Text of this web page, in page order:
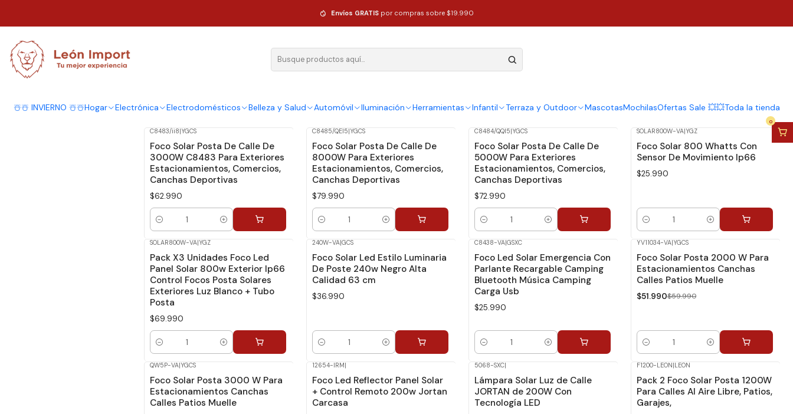
☃️☃️ INVIERNO ☃️☃️Hogar Electrónica Electrodomésticos Belleza y Salud Automóvil Iluminación Herramientas Infantil Terraza y Outdoor MascotasMochilasOfertas Sale 💥💥Toda la tienda
0
Envíos GRATIS por compras sobre $19.990
Focos
C8483/ii8 YGCS
Foco Solar Posta De Calle De
3000W C8483 Para Exteriores
Estacionamientos, Comercios,
Canchas Deportivas
$62.990
Cantidad
C8485/QEI5 YGCS
Foco Solar Posta De Calle De
8000W Para Exteriores
Estacionamientos, Comercios,
Canchas Deportivas
$79.990
Cantidad
C8484/QQI5 YGCS
Foco Solar Posta De Calle De
5000W Para Exteriores
Estacionamientos, Comercios,
Canchas Deportivas
$72.990
Cantidad
SOLAR800W-VA YGZ
Foco Solar 800 Whatts Con
Sensor De Movimiento Ip66
$25.990
Cantidad
SOLAR800W-VA YGZ
Pack X3 Unidades Foco Led
Panel Solar 800w Exterior Ip66
Control Focos Posta Solares
Exteriores Luz Blanco + Tubo
Posta
$69.990
Cantidad
240W-VA GCS
Foco Solar Led Estilo Luminaria
De Poste 240w Negro Alta
Calidad 63 cm
$36.990
Cantidad
C8438-VA GSXC
Foco Led Solar Emergencia Con
Parlante Recargable Camping
Bluetooth Música Camping
Carga Usb
$25.990
Cantidad
YV11034-VA YGCS
Foco Solar Posta 2000 W Para
Estacionamientos Canchas
Calles Patios Muelle
$51.990$59.990
Cantidad
QW5P-VA YGCS
Foco Solar Posta 3000 W Para
Estacionamientos Canchas
Calles Patios Muelle
12654-IRM
Foco Led Reflector Panel Solar
+ Control Remoto 200w Jortan
Carcasa
5068-SXC
Lámpara Solar Luz de Calle
JORTAN de 200W Con
Tecnología LED
F1200-LEON LEON
Pack 2 Foco Solar Posta 1200W
Para Calles Al Aire Libre, Patios,
Garajes,